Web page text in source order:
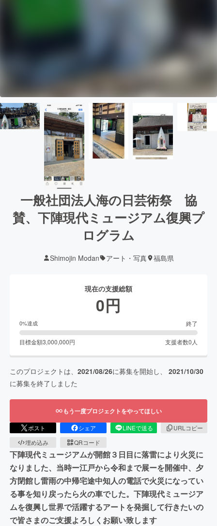
一般社団法人海の日芸術祭 協
賛、下陣現代ミュージアム復興プ
ログラム
Shimojin Modan アート・写真 福島県
現在の支援総額
0円
0%達成 終了
目標金額3,000,000円 支援者数0 人
このプロジェクトは、 2021/08/26に募集を開始し、 2021/10/30
に募集を終了しました
もう一度プロジェクトをやってほしい
ポスト シェア LINEで送る
URLコピー
埋め込み
QRコード
下陣現代ミュージアムが開館３日目に落雷により火災に
なりました、当時ー江戸から令和まで展ーを開催中、夕
方閉館し雷雨の中帰宅途中知人の電話で火災になってい
る事を知り戻ったら火の車でした。下陣現代ミュージア
ムを復興し世界で活躍するアートを発掘して行きたいの
で皆さまのご支援よろしくお願い致します